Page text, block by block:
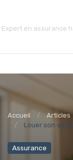
Expert en assurance
Accueil Articles
Louer son
Assurance